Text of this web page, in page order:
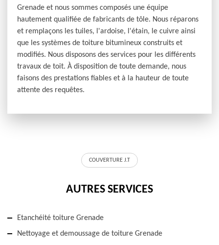
Grenade et nous sommes composés une équipe
hautement qualifiée de fabricants de tôle. Nous réparons
et remplaçons les tuiles, l'ardoise, l'étain, le cuivre ainsi
que les systèmes de toiture bitumineux construits et
modifiés. Nous disposons des services pour les différents
travaux de toit. À disposition de toute demande, nous
faisons des prestations fiables et à la hauteur de toute
attente des requêtes.
COUVERTURE J.T
AUTRES SERVICES
Etanchéité toiture Grenade
Nettoyage et demoussage de toiture Grenade